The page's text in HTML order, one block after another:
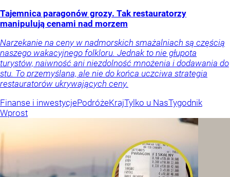
Tajemnica paragonów grozy. Tak restauratorzy
manipulują cenami nad morzem
Narzekanie na ceny w nadmorskich smażalniach są częścią
naszego wakacyjnego folkloru. Jednak to nie głupota
turystów, naiwność ani niezdolność mnożenia i dodawania do
stu. To przemyślana, ale nie do końca uczciwa strategia
restauratorów ukrywających ceny.
Finanse i inwestycjePodróżeKrajTylko u NasTygodnik
Wprost